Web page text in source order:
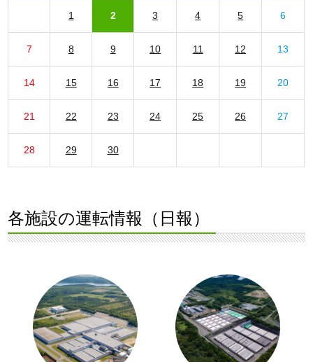
1 2 3 4 5 6
7 8 9 10 11 12 13
14 15 16 17 18 19 20
21 22 23 24 25 26 27
28 29 30
各施設の運転情報（日報）